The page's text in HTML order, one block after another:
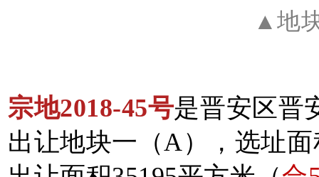
▲地
宗地2018-45号是晋安区晋
出让地块一（A），选址